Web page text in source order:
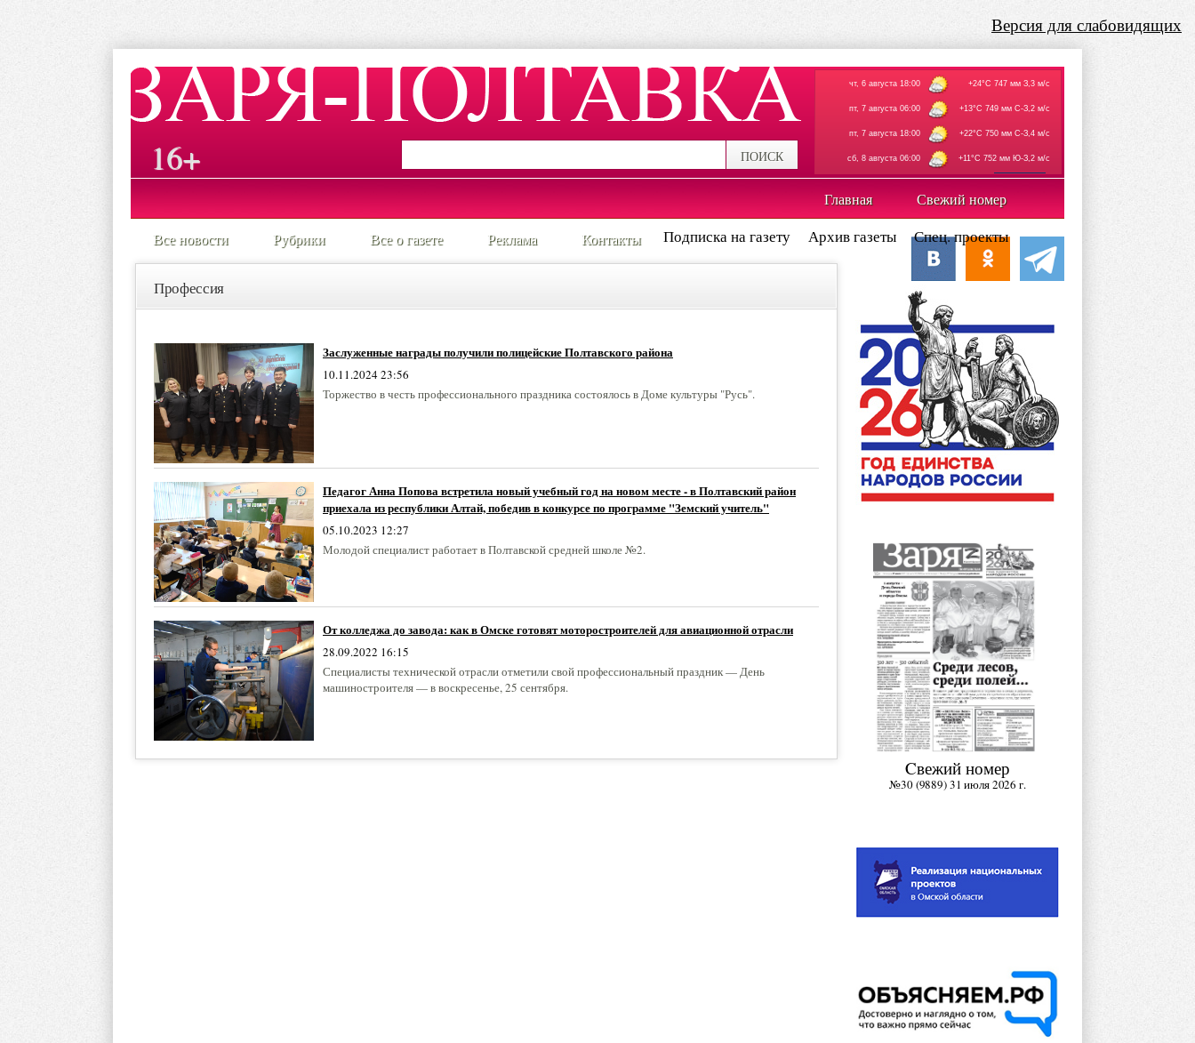
Версия для слабовидящих
16+ ПОИСК
чт, 6 августа 18:00 +24°C 747 мм З,3 м/с
пт, 7 августа 06:00 +13°C 749 мм С-З,2 м/с
пт, 7 августа 18:00 +22°C 750 мм С-З,4 м/с
сб, 8 августа 06:00 +11°C 752 мм Ю-З,2 м/с
Главная Свежий номер
Все новости Рубрики Все о газете Реклама Контакты Подписка на газету Архив газеты Спец. проекты
Профессия
Заслуженные награды получили полицейские Полтавского района
10.11.2024 23:56
Торжество в честь профессионального праздника состоялось в Доме культуры "Русь".
Педагог Анна Попова встретила новый учебный год на новом месте - в Полтавский район
приехала из республики Алтай, победив в конкурсе по программе "Земский учитель"
05.10.2023 12:27
Молодой специалист работает в Полтавской средней школе №2.
От колледжа до завода: как в Омске готовят моторостроителей для авиационной отрасли
28.09.2022 16:15
Специалисты технической отрасли отметили свой профессиональный праздник — День
машиностроителя — в воскресенье, 25 сентября.
Cвежий номер
№30 (9889) 31 июля 2026 г.